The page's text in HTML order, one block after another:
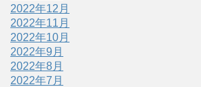
2022年12月
2022年11月
2022年10月
2022年9月
2022年8月
2022年7月